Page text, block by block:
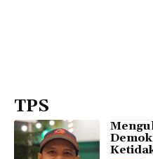
TPS